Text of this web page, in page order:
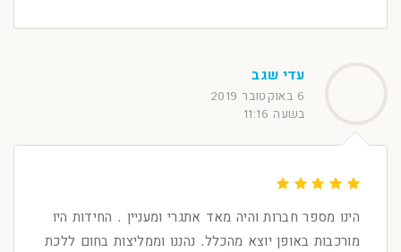
עדי שגב
6 באוקטובר 2019
בשעה 11:16
הינו מספר חברות והיה מאד אתגרי ומעניין . החידות היו
מורכבות באופן יוצא מהכלל. נהננו וממליצות בחום ללכת